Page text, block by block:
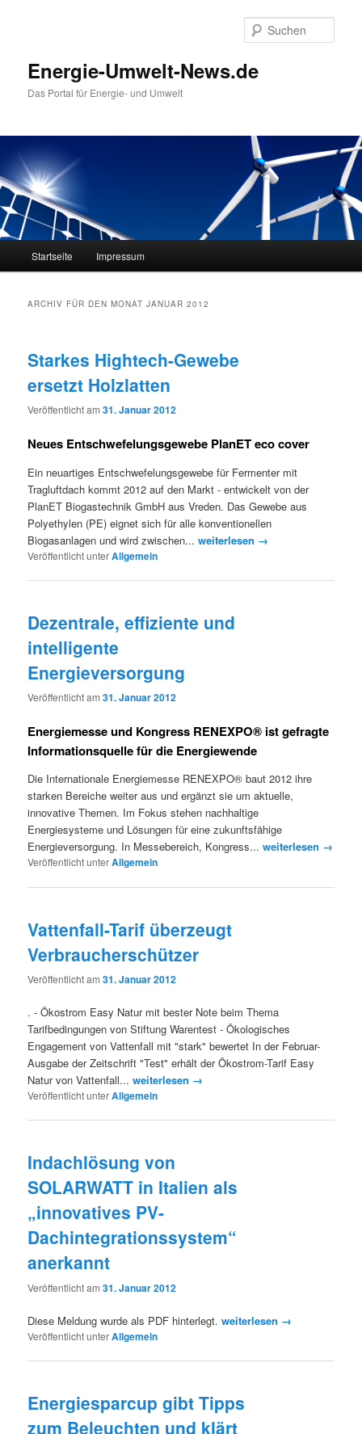
Energie-Umwelt-News.de
Das Portal für Energie- und Umwelt
Zum Inhalt wechseln
Zum sekundären Inhalt wechseln
Startseite Impressum
ARCHIV FÜR DEN MONATJANUAR 2012
Starkes Hightech-Gewebe
ersetzt Holzlatten
Veröffentlicht am31. Januar 2012
Neues Entschwefelungsgewebe PlanET eco cover
Ein neuartiges Entschwefelungsgewebe für Fermenter mit
Tragluftdach kommt 2012 auf den Markt - entwickelt von der
PlanET Biogastechnik GmbH aus Vreden. Das Gewebe aus
Polyethylen (PE) eignet sich für alle konventionellen
Biogasanlagen und wird zwischen...weiterlesen →
Veröffentlicht unterAllgemein
Dezentrale, effiziente und
intelligente
Energieversorgung
Veröffentlicht am31. Januar 2012
Energiemesse und Kongress RENEXPO® ist gefragte
Informationsquelle für die Energiewende
Die Internationale Energiemesse RENEXPO® baut 2012 ihre
starken Bereiche weiter aus und ergänzt sie um aktuelle,
innovative Themen. Im Fokus stehen nachhaltige
Energiesysteme und Lösungen für eine zukunftsfähige
Energieversorgung. In Messebereich, Kongress...weiterlesen →
Veröffentlicht unterAllgemein
Vattenfall-Tarif überzeugt
Verbraucherschützer
Veröffentlicht am31. Januar 2012
. - Ökostrom Easy Natur mit bester Note beim Thema
Tarifbedingungen von Stiftung Warentest - Ökologisches
Engagement von Vattenfall mit "stark" bewertet In der Februar-
Ausgabe der Zeitschrift "Test" erhält der Ökostrom-Tarif Easy
Natur von Vattenfall...weiterlesen →
Veröffentlicht unterAllgemein
Indachlösung von
SOLARWATT in Italien als
„innovatives PV-
Dachintegrationssystem“
anerkannt
Veröffentlicht am31. Januar 2012
Diese Meldung wurde als PDF hinterlegt.weiterlesen →
Veröffentlicht unterAllgemein
Energiesparcup gibt Tipps
zum Beleuchten und klärt